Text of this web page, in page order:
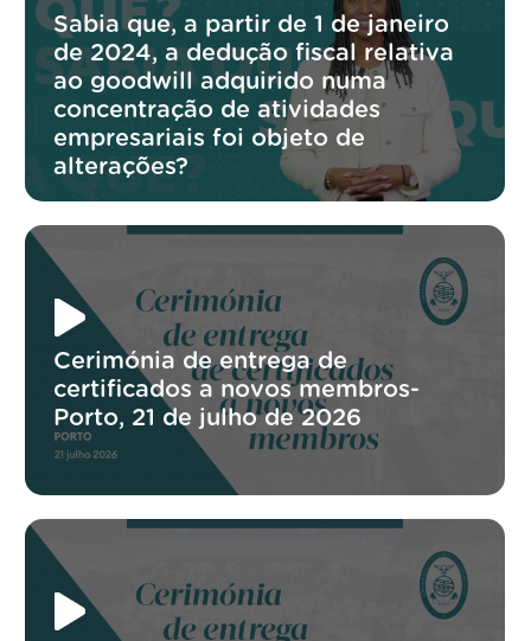
Sabia que, a partir de 1 de janeiro
de 2024, a dedução fiscal relativa
ao goodwill adquirido numa
concentração de atividades
empresariais foi objeto de
alterações?
Cerimónia de entrega de
certificados a novos membros-
Porto, 21 de julho de 2026